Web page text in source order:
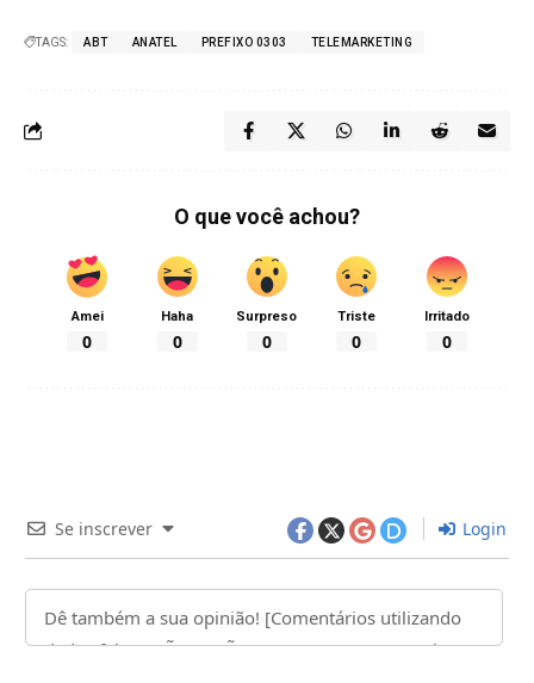
TAGS: ABT ANATEL PREFIXO 0303 TELEMARKETING
O que você achou?
Amei
0
Haha
0
Surpreso
0
Triste
0
Irritado
0
Se inscrever Login